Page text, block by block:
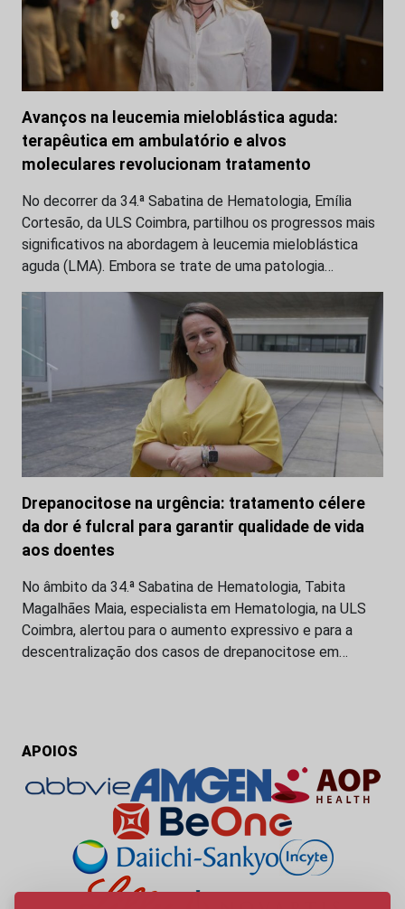
Avanços na leucemia mieloblástica aguda:
terapêutica em ambulatório e alvos
moleculares revolucionam tratamento
No decorrer da 34.ª Sabatina de Hematologia, Emília
Cortesão, da ULS Coimbra, partilhou os progressos mais
significativos na abordagem à leucemia mieloblástica
aguda (LMA). Embora se trate de uma patologia…
Drepanocitose na urgência: tratamento célere
da dor é fulcral para garantir qualidade de vida
aos doentes
No âmbito da 34.ª Sabatina de Hematologia, Tabita
Magalhães Maia, especialista em Hematologia, na ULS
Coimbra, alertou para o aumento expressivo e para a
descentralização dos casos de drepanocitose em…
APOIOS